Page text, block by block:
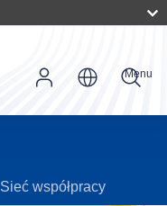
Menu
Sieć współpracy